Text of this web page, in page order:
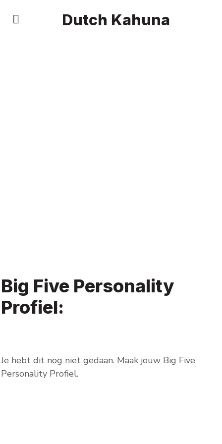
Dutch Kahuna
Big Five Personality
Profiel:
Je hebt dit nog niet gedaan. Maak jouw Big Five
Personality Profiel.